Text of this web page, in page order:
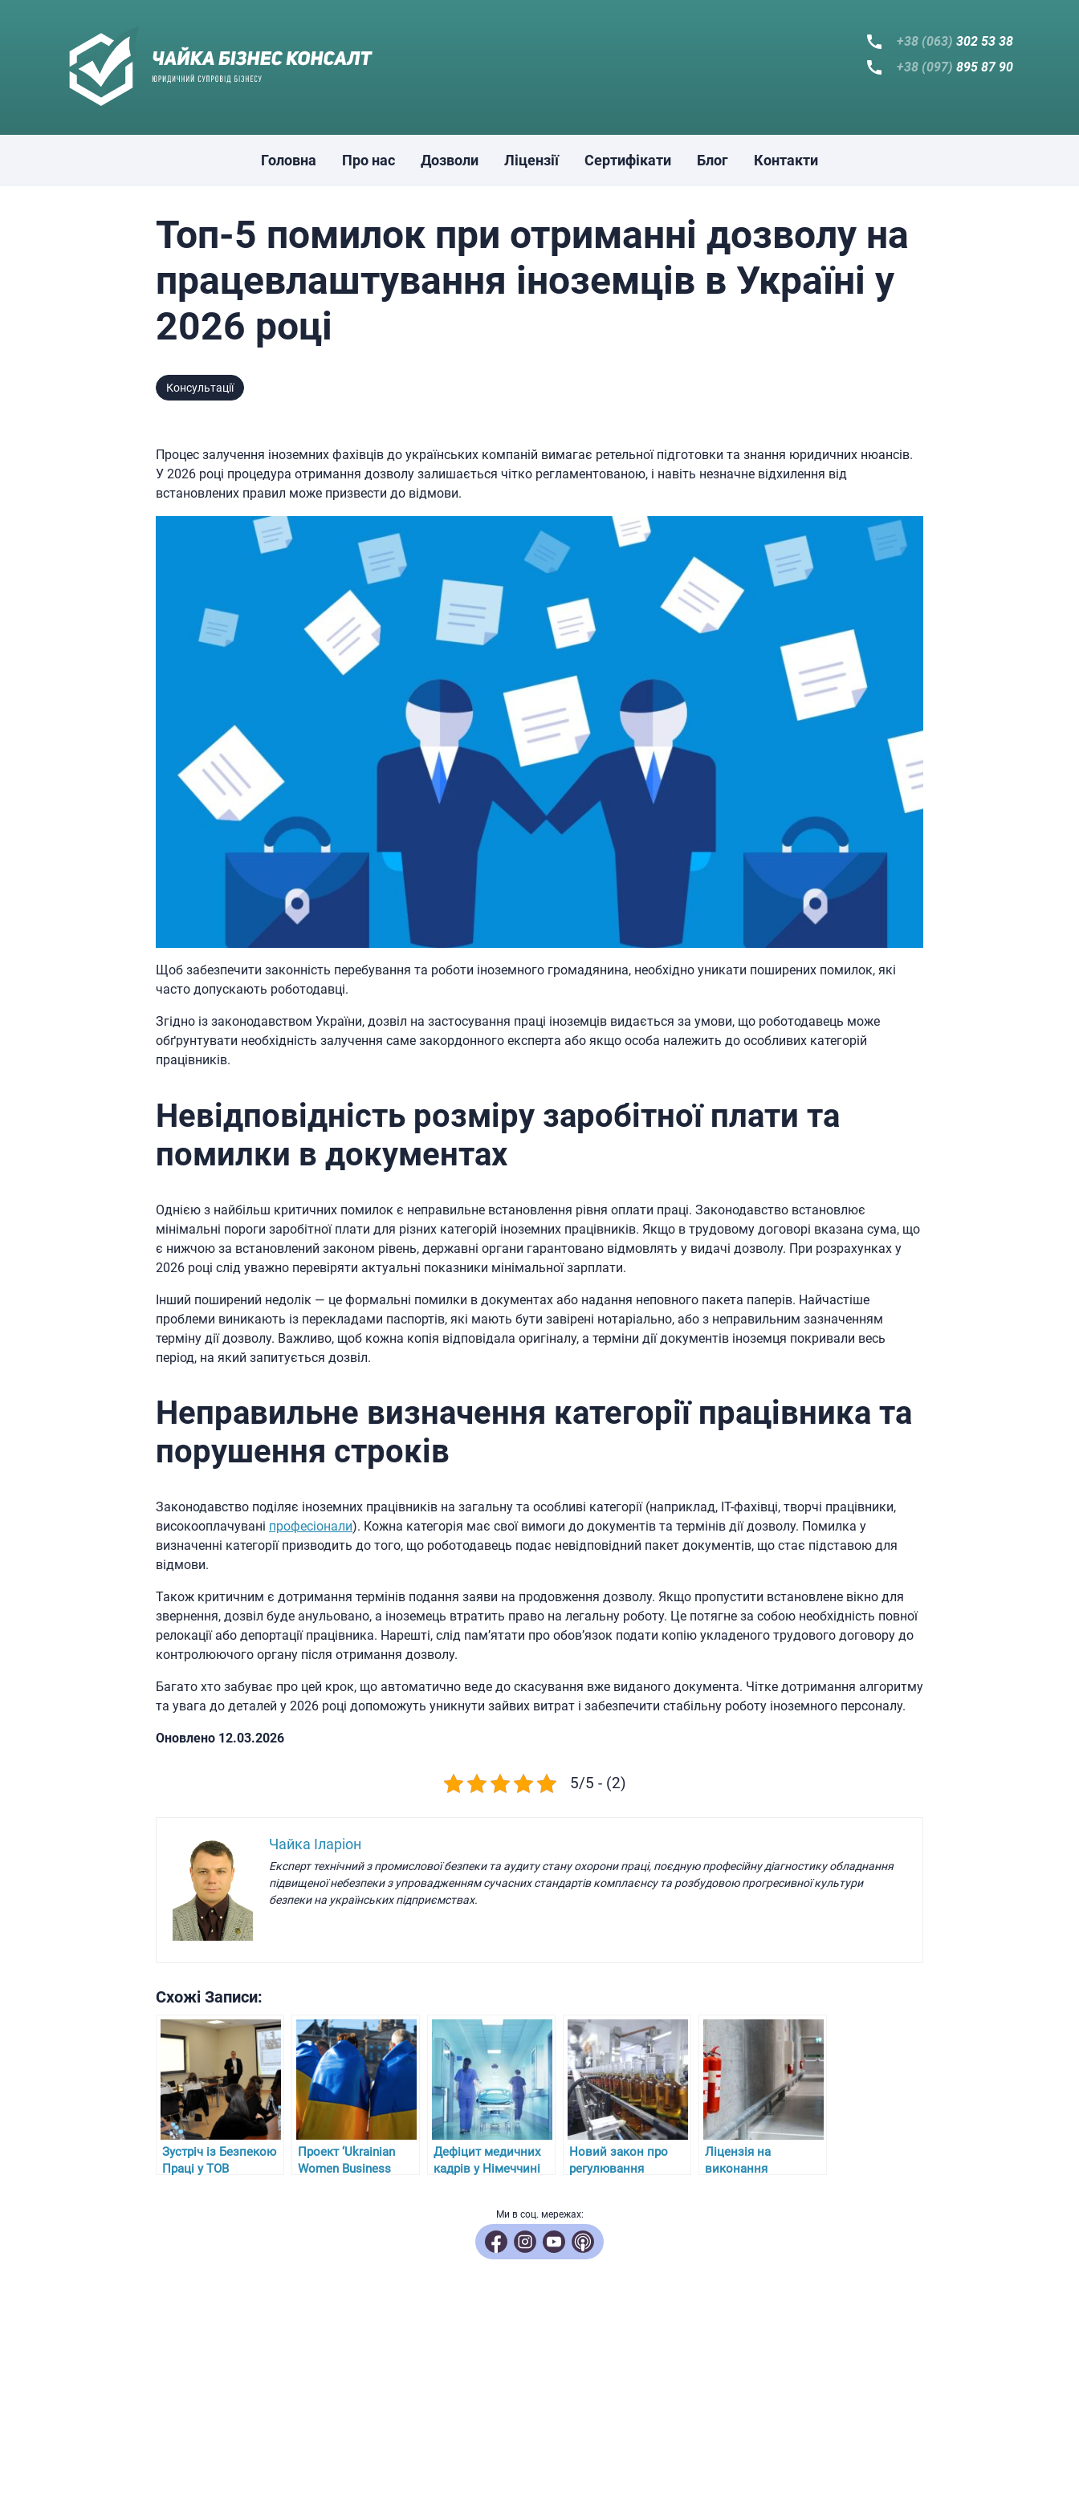
+38 (063) 302 53 38
+38 (097) 895 87 90
Головна Про нас Дозволи Ліцензії Сертифікати Блог Контакти
Топ-5 помилок при отриманні дозволу на
працевлаштування іноземців в Україні у
2026 році
Консультації
Процес залучення іноземних фахівців до українських компаній вимагає ретельної підготовки та знання юридичних нюансів.
У 2026 році процедура отримання дозволу залишається чітко регламентованою, і навіть незначне відхилення від
встановлених правил може призвести до відмови.
Щоб забезпечити законність перебування та роботи іноземного громадянина, необхідно уникати поширених помилок, які
часто допускають роботодавці.
Згідно із законодавством України, дозвіл на застосування праці іноземців видається за умови, що роботодавець може
обґрунтувати необхідність залучення саме закордонного експерта або якщо особа належить до особливих категорій
працівників.
Невідповідність розміру заробітної плати та
помилки в документах
Однією з найбільш критичних помилок є неправильне встановлення рівня оплати праці. Законодавство встановлює
мінімальні пороги заробітної плати для різних категорій іноземних працівників. Якщо в трудовому договорі вказана сума, що
є нижчою за встановлений законом рівень, державні органи гарантовано відмовлять у видачі дозволу. При розрахунках у
2026 році слід уважно перевіряти актуальні показники мінімальної зарплати.
Інший поширений недолік — це формальні помилки в документах або надання неповного пакета паперів. Найчастіше
проблеми виникають із перекладами паспортів, які мають бути завірені нотаріально, або з неправильним зазначенням
терміну дії дозволу. Важливо, щоб кожна копія відповідала оригіналу, а терміни дії документів іноземця покривали весь
період, на який запитується дозвіл.
Неправильне визначення категорії працівника та
порушення строків
Законодавство поділяє іноземних працівників на загальну та особливі категорії (наприклад, ІТ-фахівці, творчі працівники,
високооплачувані професіонали). Кожна категорія має свої вимоги до документів та термінів дії дозволу. Помилка у
визначенні категорії призводить до того, що роботодавець подає невідповідний пакет документів, що стає підставою для
відмови.
Також критичним є дотримання термінів подання заяви на продовження дозволу. Якщо пропустити встановлене вікно для
звернення, дозвіл буде анульовано, а іноземець втратить право на легальну роботу. Це потягне за собою необхідність повної
релокації або депортації працівника. Нарешті, слід пам’ятати про обов’язок подати копію укладеного трудового договору до
контролюючого органу після отримання дозволу.
Багато хто забуває про цей крок, що автоматично веде до скасування вже виданого документа. Чітке дотримання алгоритму
та увага до деталей у 2026 році допоможуть уникнути зайвих витрат і забезпечити стабільну роботу іноземного персоналу.
Oновлено 12.03.2026
5/5 - (2)
Чайка Іларіон
Експерт технічний з промислової безпеки та аудиту стану охорони праці, поєдную професійну діагностику обладнання
підвищеної небезпеки з упровадженням сучасних стандартів комплаєнсу та розбудовою прогресивної культури
безпеки на українських підприємствах.
Схожі Записи:
Зустріч із Безпекою
Праці у ТОВ
Проект ‘Ukrainian
Women Business
Дефіцит медичних
кадрів у Німеччині
ліцензій для лікарів-
біженців
Новий закон про
регулювання
27 липня 2024 року
Ліцензія на
виконання
Ми в соц. мережах: